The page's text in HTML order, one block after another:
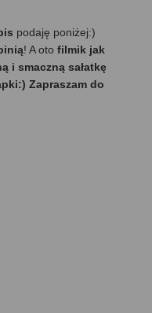
podaję poniżej:)
! A oto filmik jak
i smaczną sałatkę
Zapraszam do